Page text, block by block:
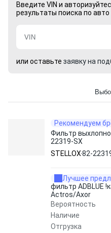
Введите VIN и
результаты поиска по авто
или оставьте заявку на
Рекомендуем
Фильтр
22319-SX
STELLOX82-
Лучшее
фильтр ADBLUE
Actros/Axor
Вероятность
Наличие
Отгрузка